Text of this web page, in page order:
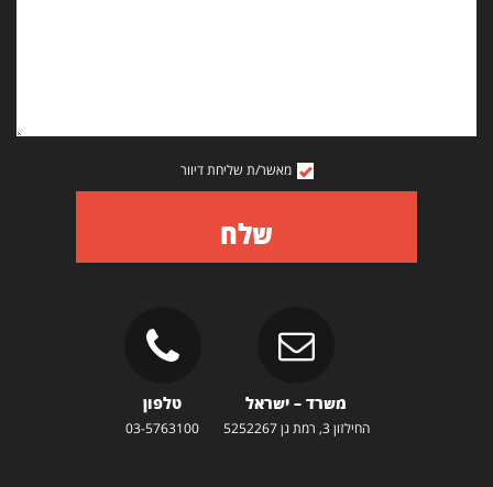
מאשר/ת שליחת דיוור
שלח
משרד – ישראל
החילזון 3, רמת גן 5252267
טלפון
03-5763100